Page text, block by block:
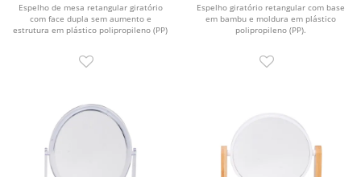
Espelho de mesa retangular giratório
com face dupla sem aumento e
estrutura em plástico polipropileno (PP)
Espelho giratório retangular com base
em bambu e moldura em plástico
polipropileno (PP).